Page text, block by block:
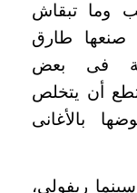
وما تبقاش
صنعها طارق
فى بعض
أن يتخلص
بالأغانى
ريفولى،